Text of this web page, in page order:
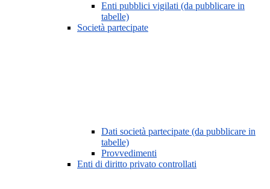
Enti pubblici vigilati (da pubblicare in
tabelle)
Società partecipate
Dati società partecipate (da pubblicare in
tabelle)
Provvedimenti
Enti di diritto privato controllati